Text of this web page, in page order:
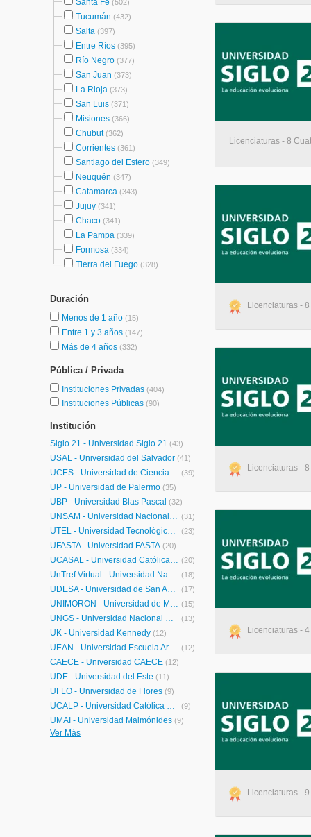
Santa Fe (502)
Tucumán (432)
Salta (397)
Entre Ríos (395)
Río Negro (377)
San Juan (373)
La Rioja (373)
San Luis (371)
Misiones (366)
Chubut(362)
Corrientes (361)
Santiago del Estero (349)
Neuquén (347)
Catamarca (343)
Jujuy (341)
Chaco (341)
La Pampa (339)
Formosa (334)
Tierra del Fuego (328)
Duración
Menos de 1 año (15)
Entre 1 y 3 años (147)
Más de 4 años (332)
Pública / Privada
Instituciones Privadas (404)
Instituciones Públicas (90)
Institución
Siglo 21 - Universidad Siglo 21 (43)
USAL - Universidad del Salvador (41)
UCES - Universidad de Ciencias Empresariales y Sociales (39)
UP - Universidad de Palermo (35)
UBP - Universidad Blas Pascal (32)
UNSAM - Universidad Nacional de General San Martín (31)
UTEL - Universidad Tecnológica Latinoamericana en Línea Argentina (23)
UFASTA - Universidad FASTA (20)
UCASAL - Universidad Católica de Salta (20)
UnTref Virtual - Universidad Nacional Tres de Febrero Virtual (18)
UDESA - Universidad de San Andrés (17)
UNIMORÓN - Universidad de Morón (15)
UNGS - Universidad Nacional General Sarmiento (13)
UK - Universidad Kennedy (12)
UEAN - Universidad Escuela Argentina de Negocios (12)
CAECE - Universidad CAECE (12)
UDE - Universidad del Este (11)
UFLO - Universidad de Flores (9)
UCALP - Universidad Católica de la Plata (9)
UMAI - Universidad Maimónides (9)
Ver Más
Licenciaturas - 8
Licenciaturas -
Licenciaturas -
Licenciaturas -
Licenciaturas -